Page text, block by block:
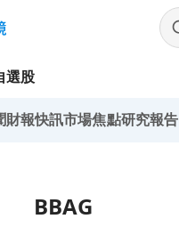
選股
財報快訊市場焦點研究報告
BBAG